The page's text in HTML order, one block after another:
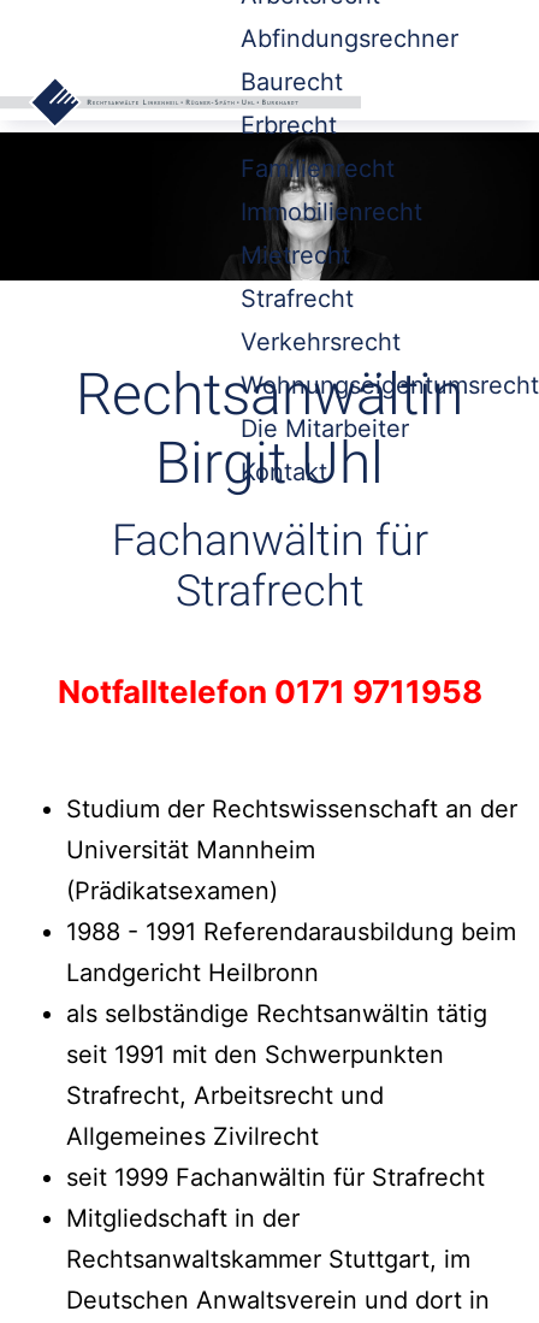
Abfindungsrechner
Baurecht
Erbrecht
Familienrecht
Immobilienrecht
Mietrecht
Strafrecht
Verkehrsrecht
Wohnungseigentumsrecht
Die Mitarbeiter
Kontakt
Rechtsanwältin
Birgit Uhl
Fachanwältin für
Strafrecht
Notfalltelefon 0171 9711958
Studium der Rechtswissenschaft an der
Universität Mannheim
(Prädikatsexamen)
1988 - 1991 Referendarausbildung beim
Landgericht Heilbronn
als selbständige Rechtsanwältin tätig
seit 1991 mit den Schwerpunkten
Strafrecht, Arbeitsrecht und
Allgemeines Zivilrecht
seit 1999 Fachanwältin für Strafrecht
Mitgliedschaft in der
Rechtsanwaltskammer Stuttgart, im
Deutschen Anwaltsverein und dort in